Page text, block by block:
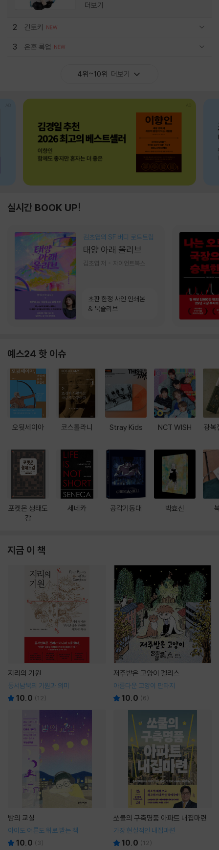
더보기
2 긴토키
3 은혼 룩업
4위~10위 더보기
실시간 BOOK UP!
김초엽의 SF 버디 로드트립
태양 아래 올리브
김초엽 저 자이언트북스
초판 한정 사인 인쇄본
& 북슬리브
예스24 핫 이슈
오뒷세이아
포켓몬 생태도
감
코스톨라니
세네카
Stray Kids
공각기동대
NCT WISH
박효신
광복
지금 이 책
지리의 기원
동서남북의 기원과 의미
10.0 (12)
저주받은 고양이 펠리스
아름다운 고양이 판타지
10.0 (6)
밤의 교실
아이도 어른도 위로 받는 책
10.0 ( 3)
쏘쿨의 구축명품 아파트 내집마련
가장 현실적인 내집마련
10.0 (12)